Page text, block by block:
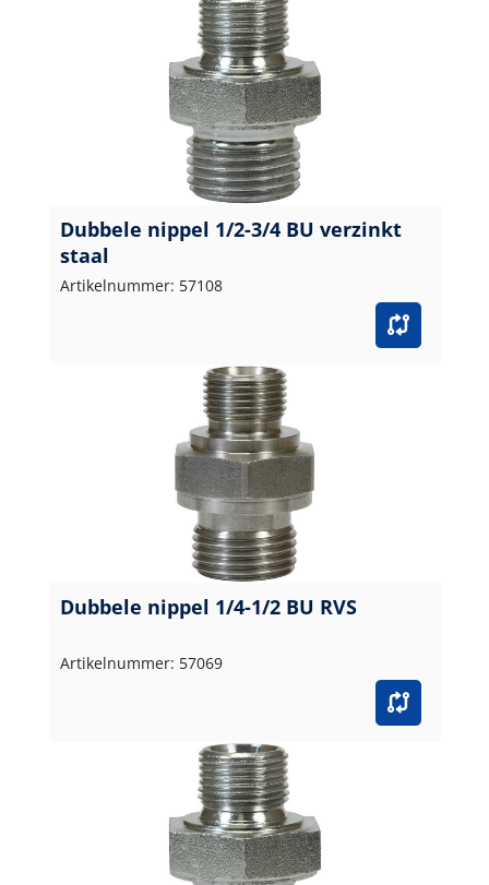
Dubbele nippel 1/2-3/4 BU verzinkt
staal
Artikelnummer: 57108
Dubbele nippel 1/4-1/2 BU RVS
Artikelnummer: 57069